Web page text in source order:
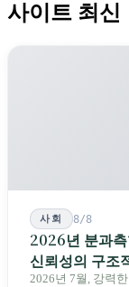
사이트 최신
사회 8/8
2026년 분과
신뢰성의 구조
2026년 7월, 강력